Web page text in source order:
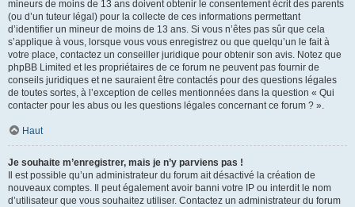
mineurs de moins de 13 ans doivent obtenir le consentement écrit des parents
(ou d’un tuteur légal) pour la collecte de ces informations permettant
d’identifier un mineur de moins de 13 ans. Si vous n’êtes pas sûr que cela
s’applique à vous, lorsque vous vous enregistrez ou que quelqu’un le fait à
votre place, contactez un conseiller juridique pour obtenir son avis. Notez que
phpBB Limited et les propriétaires de ce forum ne peuvent pas fournir de
conseils juridiques et ne sauraient être contactés pour des questions légales
de toutes sortes, à l’exception de celles mentionnées dans la question « Qui
contacter pour les abus ou les questions légales concernant ce forum ? ».
Haut
Je souhaite m’enregistrer, mais je n’y parviens pas !
Il est possible qu’un administrateur du forum ait désactivé la création de
nouveaux comptes. Il peut également avoir banni votre IP ou interdit le nom
d’utilisateur que vous souhaitez utiliser. Contactez un administrateur du forum